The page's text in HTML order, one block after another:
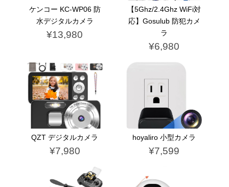
ケンコー KC-WP06 防
水デジタルカメラ
¥13,980
【5Ghz/2.4Ghz WiFi対
応】Gosulub 防犯カメ
ラ
¥6,980
QZT デジタルカメラ
¥7,980
hoyaliro 小型カメラ
¥7,599